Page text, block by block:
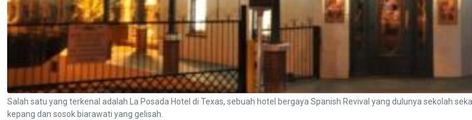
Salah satu yang terkenal adalah La Posada Hotel di Texas, sebuah hotel bergaya Spanish Revival yang dulunya sekolah
kepang dan sosok biarawati yang gelisah.